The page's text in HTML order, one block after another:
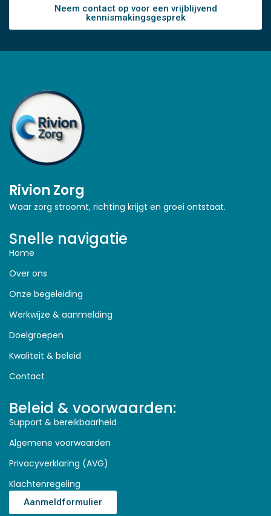
Neem contact op voor een vrijblijvend
kennismakingsgesprek
Rivion Zorg
Waar zorg stroomt, richting krijgt en groei ontstaat.
Snelle navigatie
Home
Over ons
Onze begeleiding
Werkwijze & aanmelding
Doelgroepen
Kwaliteit & beleid
Contact
Beleid & voorwaarden:
Support & bereikbaarheid
Algemene voorwaarden
Privacyverklaring (AVG)
Klachtenregeling
Aanmeldformulier